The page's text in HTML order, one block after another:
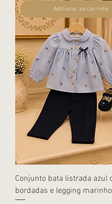
Adicionar ao carrinho
Conjunto bata listrada azul
bordadas e legging marinho